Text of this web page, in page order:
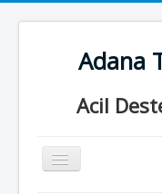
Adana
Acil
Gezinme
geçişini